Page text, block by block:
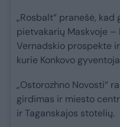
„Rosbalt“ pranešė,
pietvakarių Maskvoje –
Vernadskio prospekte
kurie Konkovo
„Ostorozhno Novosti“
girdimas ir miesto
ir Taganskajos stotelių.